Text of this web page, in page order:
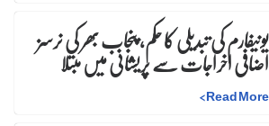
یونیفارم کی تبدیلی کا حکم، پنجاب بھر کی نرسز
اضافی اخراجات سے پریشانی میں مبتلا
Read More
>